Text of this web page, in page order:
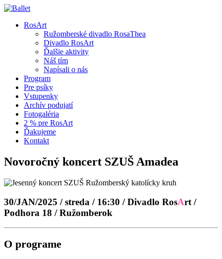
RosArt
Ružomberské divadlo RosaThea
Divadlo RosArt
Ďalšie aktivity
Náš tím
Napísali o nás
Program
Pre psíky
Vstupenky
Archív podujatí
Fotogaléria
2 % pre RosArt
Ďakujeme
Kontakt
Novoročný koncert SZUŠ Amadea
30/JAN/2025 / streda /16:30 /Divadlo RosArt /
Podhora 18 / Ružomberok
O programe